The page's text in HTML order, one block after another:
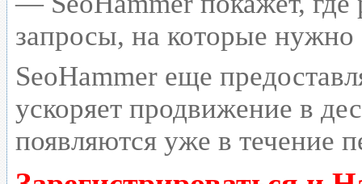
запросы, на которые нужно
SeoHammer еще
ускоряет продвижение в
появляются уже в течение